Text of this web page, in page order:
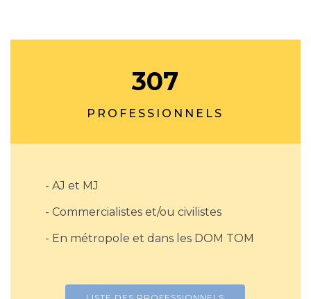
307
PROFESSIONNELS
- AJ et MJ
- Commercialistes et/ou civilistes
- En métropole et dans les DOM TOM